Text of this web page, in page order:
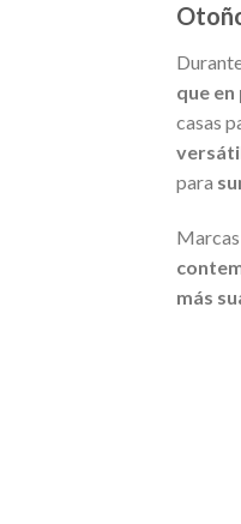
que
casas
para
más